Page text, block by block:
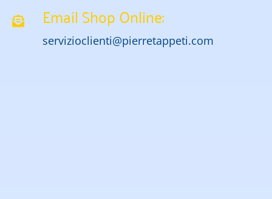
Email Shop Online:
servizioclienti@pierretappeti.com